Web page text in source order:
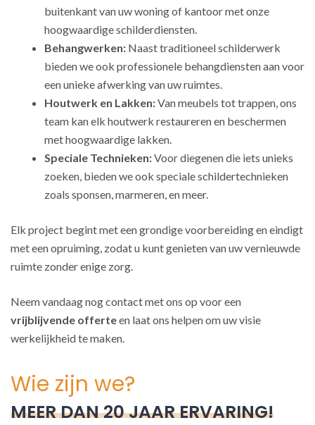
buitenkant van uw woning of kantoor met onze
hoogwaardige schilderdiensten.
Behangwerken: Naast traditioneel schilderwerk
bieden we ook professionele behangdiensten aan voor
een unieke afwerking van uw ruimtes.
Houtwerk en Lakken:Van meubels tot trappen, ons
team kan elk houtwerk restaureren en beschermen
met hoogwaardige lakken.
Speciale Technieken:Voor diegenen die iets unieks
zoeken, bieden we ook speciale schildertechnieken
zoals sponsen, marmeren, en meer.
Elk project begint met een grondige voorbereiding en eindigt
met een opruiming, zodat u kunt genieten van uw vernieuwde
ruimte zonder enige zorg.
Neem vandaag nog contact met ons op voor een
vrijblijvende offerteen laat ons helpen om uw visie
werkelijkheid te maken.
Wie zijn we?
MEER DAN 20 JAAR ERVARING!